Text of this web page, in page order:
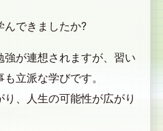
んできましたか?
が連想されますが、習い
立派な学びです。
、人生の可能性が広がり